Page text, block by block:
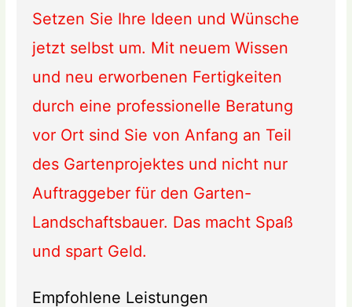
Setzen Sie Ihre Ideen und Wünsche
jetzt selbst um. Mit neuem Wissen
und neu erworbenen Fertigkeiten
durch eine professionelle Beratung
vor Ort sind Sie von Anfang an Teil
des Gartenprojektes und nicht nur
Auftraggeber für den Garten-
Landschaftsbauer. Das macht Spaß
und spart Geld.
Empfohlene Leistungen